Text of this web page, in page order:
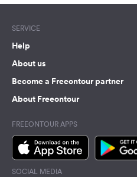
SERVICE
Help
About us
Become a Freeontour partner
About Freeontour
FREEONTOUR APPS
SOCIAL MEDIA